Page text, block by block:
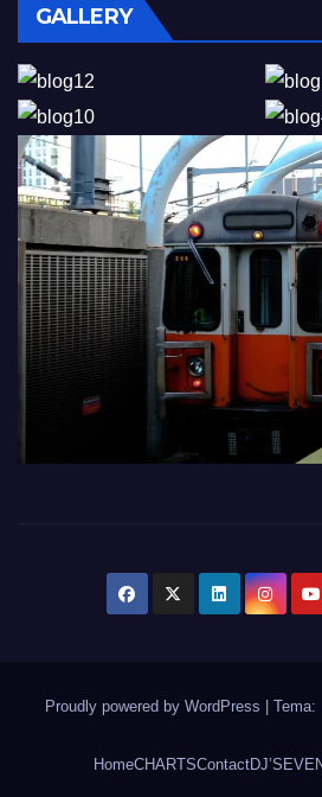
GALLERY
Proudly powered by WordPress Tema:
HomeCHARTSContactDJ’S